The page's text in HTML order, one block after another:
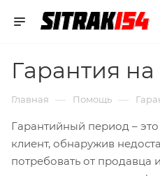
Гарантия на
Главная — Помощь —
Гарантийный период –
клиент, обнаружив
потребовать от продавца